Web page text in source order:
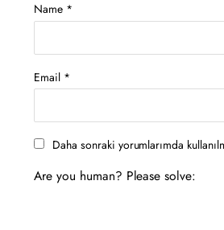
Name *
Email *
Daha sonraki yorumlarımda
Are you human? Please solve: